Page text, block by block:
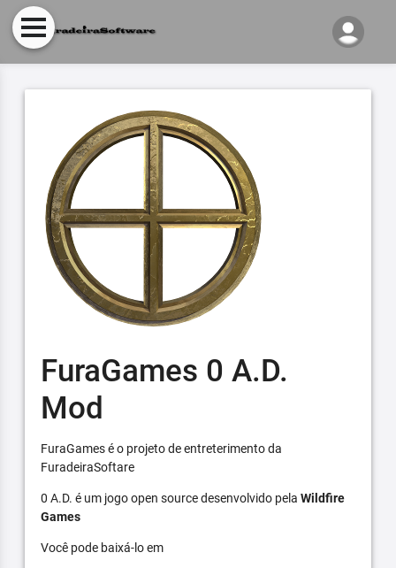
FuraGames 0 A.D.
Mod
FuraGames é o projeto de entreterimento da
FuradeiraSoftare
0 A.D. é um jogo open source desenvolvido pela Wildfire
Games
Você pode baixá-lo em